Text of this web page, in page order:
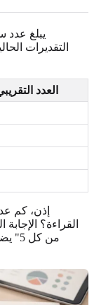
التقديرات
العدد
إذن، كم